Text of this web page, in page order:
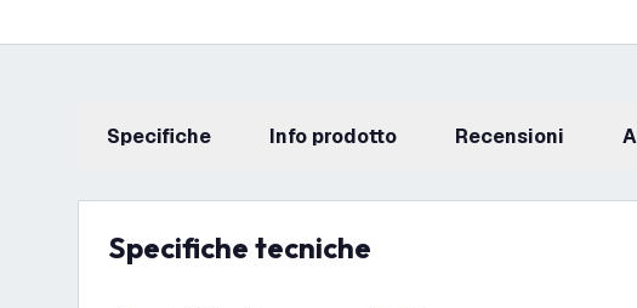
Specifiche info prodotto recensioni
Specifiche tecniche